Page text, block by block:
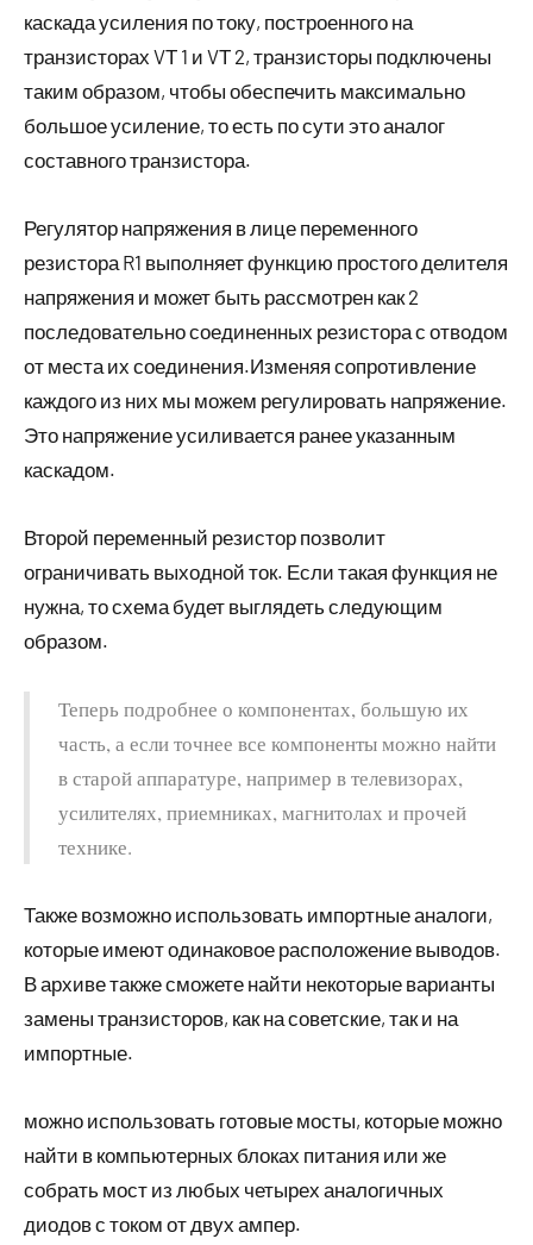
каскада усиления по току, построенного на
транзисторах VТ 1 и VТ 2, транзисторы подключены
таким образом, чтобы обеспечить максимально
большое усиление, то есть по сути это аналог
составного транзистора.
Регулятор напряжения в лице переменного
резистора R1 выполняет функцию простого делителя
напряжения и может быть рассмотрен как 2
последовательно соединенных резистора с отводом
от места их соединения.Изменяя сопротивление
каждого из них мы можем регулировать напряжение.
Это напряжение усиливается ранее указанным
каскадом.
Второй переменный резистор позволит
ограничивать выходной ток. Если такая функция не
нужна, то схема будет выглядеть следующим
образом.
Теперь подробнее о компонентах, большую их
часть, а если точнее все компоненты можно найти
в старой аппаратуре, например в телевизорах,
усилителях, приемниках, магнитолах и прочей
технике.
Также возможно использовать импортные аналоги,
которые имеют одинаковое расположение выводов.
В архиве также сможете найти некоторые варианты
замены транзисторов, как на советские, так и на
импортные.
можно использовать готовые мосты, которые можно
найти в компьютерных блоках питания или же
собрать мост из любых четырех аналогичных
диодов с током от двух ампер.